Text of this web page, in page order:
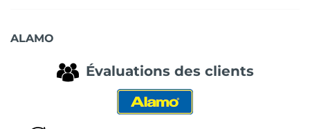
ALAMO
Évaluations des clients